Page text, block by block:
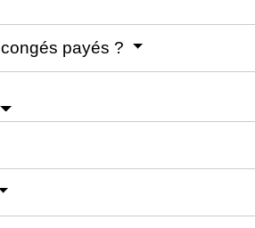
payés ?